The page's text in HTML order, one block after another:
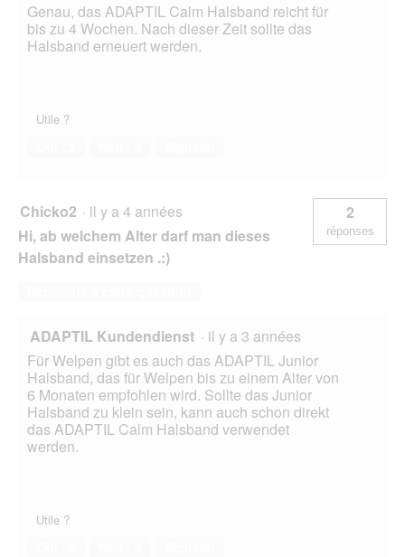
Genau, das ADAPTIL Calm Halsband reicht für
bis zu 4 Wochen. Nach dieser Zeit sollte das
Halsband erneuert werden.
Utile ?
Chicko2 · il y a 4 années
Hi, ab welchem Alter darf man dieses
Halsband einsetzen .:)
2
réponses
ADAPTIL Kundendienst · il y a 3 années
Für Welpen gibt es auch das ADAPTIL Junior
Halsband, das für Welpen bis zu einem Alter von
6 Monaten empfohlen wird. Sollte das Junior
Halsband zu klein sein, kann auch schon direkt
das ADAPTIL Calm Halsband verwendet
werden.
Utile ?